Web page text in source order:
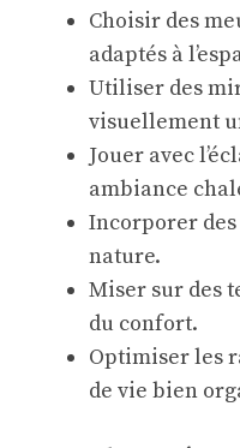
Choisir des
adaptés à
Utiliser des
visuellement
Jouer avec
ambiance
Incorporer
nature.
Miser sur des
du confort.
Optimiser les
de vie bien